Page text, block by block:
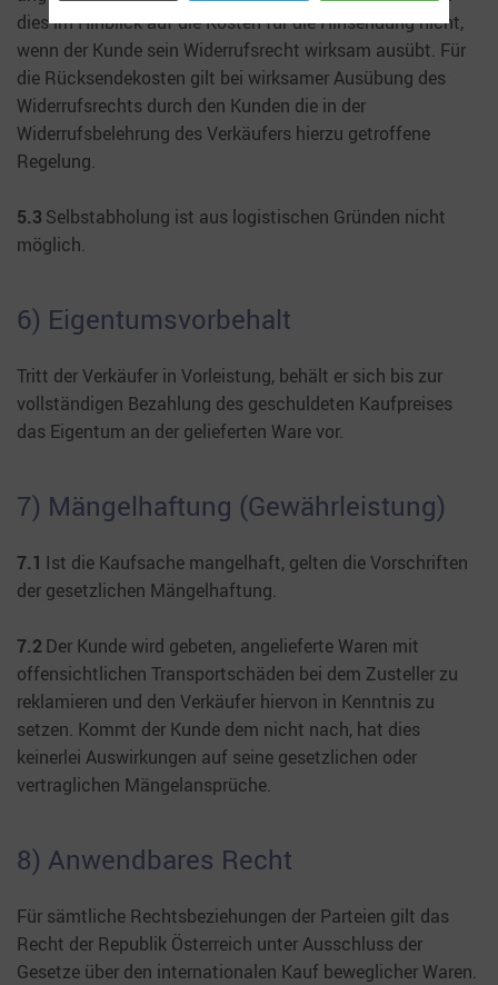
dies im Hinblick auf die Kosten für die Hinsendung nicht,
wenn der Kunde sein Widerrufsrecht wirksam ausübt. Für
die Rücksendekosten gilt bei wirksamer Ausübung des
Widerrufsrechts durch den Kunden die in der
Widerrufsbelehrung des Verkäufers hierzu getroffene
Regelung.
5.3 Selbstabholung ist aus logistischen Gründen nicht
möglich.
6) Eigentumsvorbehalt
Tritt der Verkäufer in Vorleistung, behält er sich bis zur
vollständigen Bezahlung des geschuldeten Kaufpreises
das Eigentum an der gelieferten Ware vor.
7) Mängelhaftung (Gewährleistung)
7.1 Ist die Kaufsache mangelhaft, gelten die Vorschriften
der gesetzlichen Mängelhaftung.
7.2Der Kunde wird gebeten, angelieferte Waren mit
offensichtlichen Transportschäden bei dem Zusteller zu
reklamieren und den Verkäufer hiervon in Kenntnis zu
setzen. Kommt der Kunde dem nicht nach, hat dies
keinerlei Auswirkungen auf seine gesetzlichen oder
vertraglichen Mängelansprüche.
8) Anwendbares Recht
Für sämtliche Rechtsbeziehungen der Parteien gilt das
Recht der Republik Österreich unter Ausschluss der
Gesetze über den internationalen Kauf beweglicher Waren.